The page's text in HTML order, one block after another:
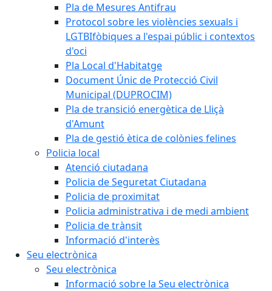
Pla de Mesures Antifrau
Protocol sobre les violències sexuals i
LGTBIfòbiques a l'espai públic i contextos
d'oci
Pla Local d'Habitatge
Document Únic de Protecció Civil
Municipal (DUPROCIM)
Pla de transició energètica de Lliçà
d'Amunt
Pla de gestió ètica de colònies felines
Policia local
Atenció ciutadana
Policia de Seguretat Ciutadana
Policia de proximitat
Policia administrativa i de medi ambient
Policia de trànsit
Informació d'interès
Seu electrònica
Seu electrònica
Informació sobre la Seu electrònica